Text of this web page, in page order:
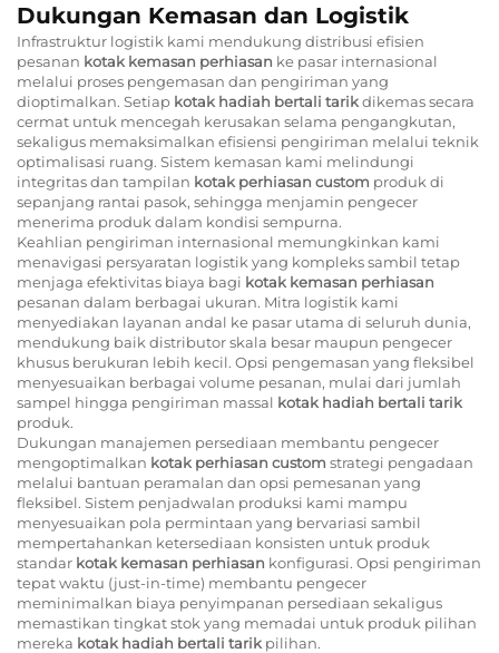
Dukungan Kemasan dan Logistik
Infrastruktur logistik kami mendukung distribusi efisien
pesanan kotak kemasan perhiasan ke pasar internasional
melalui proses pengemasan dan pengiriman yang
dioptimalkan. Setiap kotak hadiah bertali tarikdikemas secara
cermat untuk mencegah kerusakan selama pengangkutan,
sekaligus memaksimalkan efisiensi pengiriman melalui teknik
optimalisasi ruang. Sistem kemasan kami melindungi
integritas dan tampilan kotak perhiasan custom produk di
sepanjang rantai pasok, sehingga menjamin pengecer
menerima produk dalam kondisi sempurna.
Keahlian pengiriman internasional memungkinkan kami
menavigasi persyaratan logistik yang kompleks sambil tetap
menjaga efektivitas biaya bagi kotak kemasan perhiasan
pesanan dalam berbagai ukuran. Mitra logistik kami
menyediakan layanan andal ke pasar utama di seluruh dunia,
mendukung baik distributor skala besar maupun pengecer
khusus berukuran lebih kecil. Opsi pengemasan yang fleksibel
menyesuaikan berbagai volume pesanan, mulai dari jumlah
sampel hingga pengiriman massal kotak hadiah bertali tarik
produk.
Dukungan manajemen persediaan membantu pengecer
mengoptimalkan kotak perhiasan custom strategi pengadaan
melalui bantuan peramalan dan opsi pemesanan yang
fleksibel. Sistem penjadwalan produksi kami mampu
menyesuaikan pola permintaan yang bervariasi sambil
mempertahankan ketersediaan konsisten untuk produk
standar kotak kemasan perhiasan konfigurasi. Opsi pengiriman
tepat waktu (just-in-time) membantu pengecer
meminimalkan biaya penyimpanan persediaan sekaligus
memastikan tingkat stok yang memadai untuk produk pilihan
mereka kotak hadiah bertali tarik pilihan.